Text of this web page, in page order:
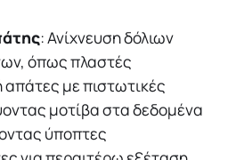
: Ανίχνευση δόλιων
όπως πλαστές
απάτες με πιστωτικές
μοτίβα στα δεδομένα
ύποπτες